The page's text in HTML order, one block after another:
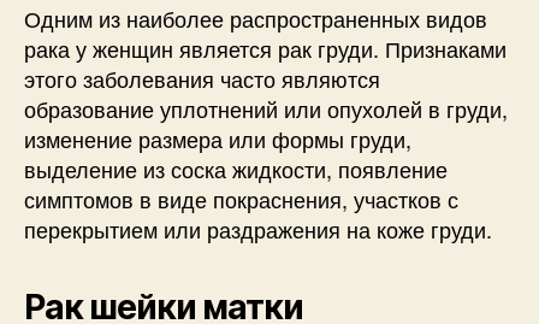
Одним из наиболее распространенных видов
рака у женщин является рак груди. Признаками
этого заболевания часто являются
образование уплотнений или опухолей в груди,
изменение размера или формы груди,
выделение из соска жидкости, появление
симптомов в виде покраснения, участков с
перекрытием или раздражения на коже груди.
Рак шейки матки